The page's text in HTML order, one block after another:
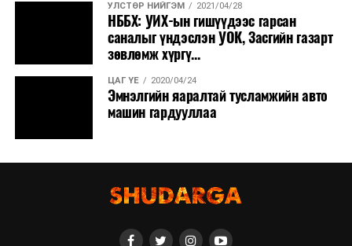
УЛСТӨР НИЙГЭМ 2021/04/28
НББХ: УИХ-ын гишүүдээс гарсан
саналыг үндэслэн УОК, Засгийн газарт
зөвлөмж хүргү...
ЦАГ ҮЕ 2020/04/24
Эмнэлгийн яаралтай тусламжийн авто
машин гардууллаа